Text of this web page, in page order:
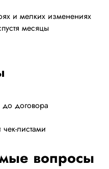
и мелких изменениях
месяцы
до договора
листами
вопросы